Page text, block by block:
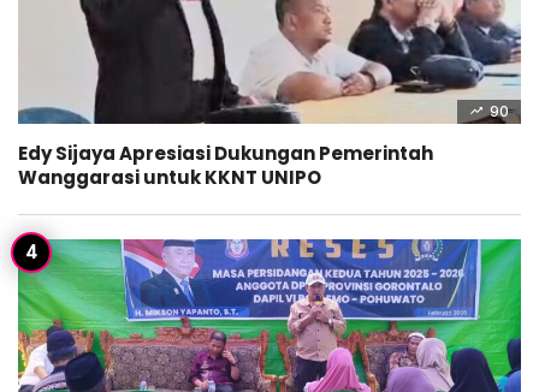
90
Edy Sijaya Apresiasi Dukungan Pemerintah
Wanggarasi untuk KKNT UNIPO